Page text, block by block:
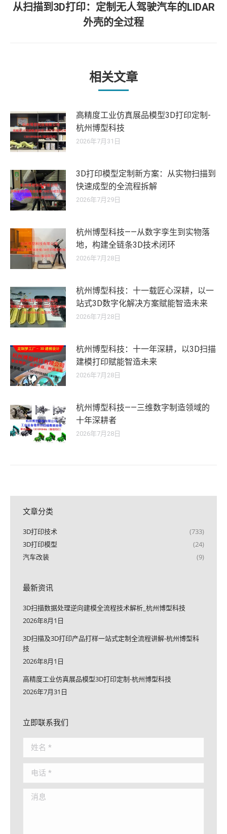
航
文
章：
未
来
从扫描到3D打印：定制无人驾驶汽车的LIDAR
外壳的全过程
相关文章
高精度工业仿真展品模型3D打印定制-
杭州博型科技
2026年7月31日
3D打印模型定制新方案：从实物扫描到
快速成型的全流程拆解
2026年7月29日
杭州博型科技——从数字孪生到实物落
地，构建全链条3D技术闭环
2026年7月28日
杭州博型科技：十一载匠心深耕，以一
站式3D数字化解决方案赋能智造未来
2026年7月28日
杭州博型科技：十一年深耕，以3D扫描
建模打印赋能智造未来
2026年7月28日
杭州博型科技——三维数字制造领域的
十年深耕者
2026年7月28日
文章分类
3D打印技术
(733)
3D打印模型
(24)
汽车改装
(9)
最新资讯
3D扫描数据处理逆向建模全流程技术解析_杭州博型科技
2026年8月1日
3D扫描及3D打印产品打样一站式定制全流程讲解-杭州博型科
技
2026年8月1日
高精度工业仿真展品模型3D打印定制-杭州博型科技
2026年7月31日
立即联系我们
姓名 *
电话 *
消息